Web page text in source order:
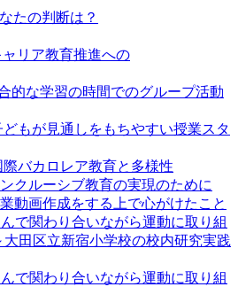
たの判断は？
ャリア教育推進への
的な学習の時間でのグループ活動
どもが見通しをもちやすい授業スタ
際バカロレア教育と多様性
クルーシブ教育の実現のために
動画作成をする上で心がけたこと
で関わり合いながら運動に取り組
田区立新宿小学校の校内研究実践
で関わり合いながら運動に取り組